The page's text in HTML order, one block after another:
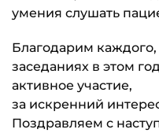
умения слушать
Благодарим
заседаниях в этом
активное участие,
за искренний
Поздравляем с